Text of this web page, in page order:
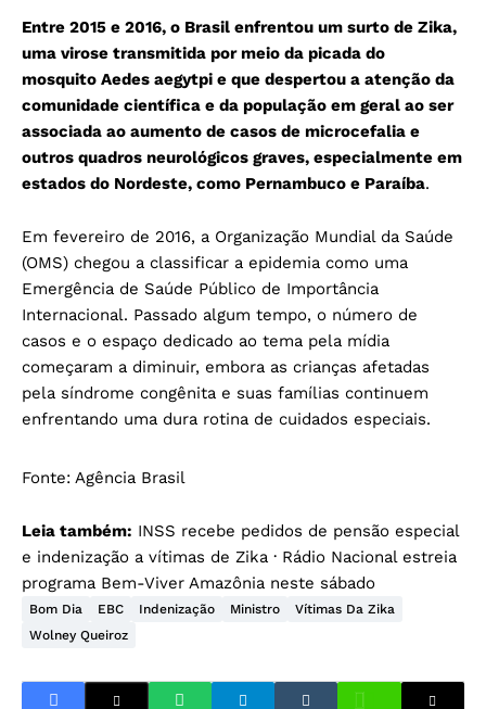
Entre 2015 e 2016, o Brasil enfrentou um surto de Zika,
uma virose transmitida por meio da picada do
mosquito Aedes aegytpi e que despertou a atenção da
comunidade científica e da população em geral ao ser
associada ao aumento de casos de microcefalia e
outros quadros neurológicos graves, especialmente em
estados do Nordeste, como Pernambuco e Paraíba.
Em fevereiro de 2016, a Organização Mundial da Saúde
(OMS) chegou a classificar a epidemia como uma
Emergência de Saúde Público de Importância
Internacional. Passado algum tempo, o número de
casos e o espaço dedicado ao tema pela mídia
começaram a diminuir, embora as crianças afetadas
pela síndrome congênita e suas famílias continuem
enfrentando uma dura rotina de cuidados especiais.
Fonte: Agência Brasil
Leia também: INSS recebe pedidos de pensão especial
e indenização a vítimas de Zika · Rádio Nacional estreia
programa Bem-Viver Amazônia neste sábado
Bom Dia EBC Indenização Ministro
Vítimas Da Zika
Wolney Queiroz